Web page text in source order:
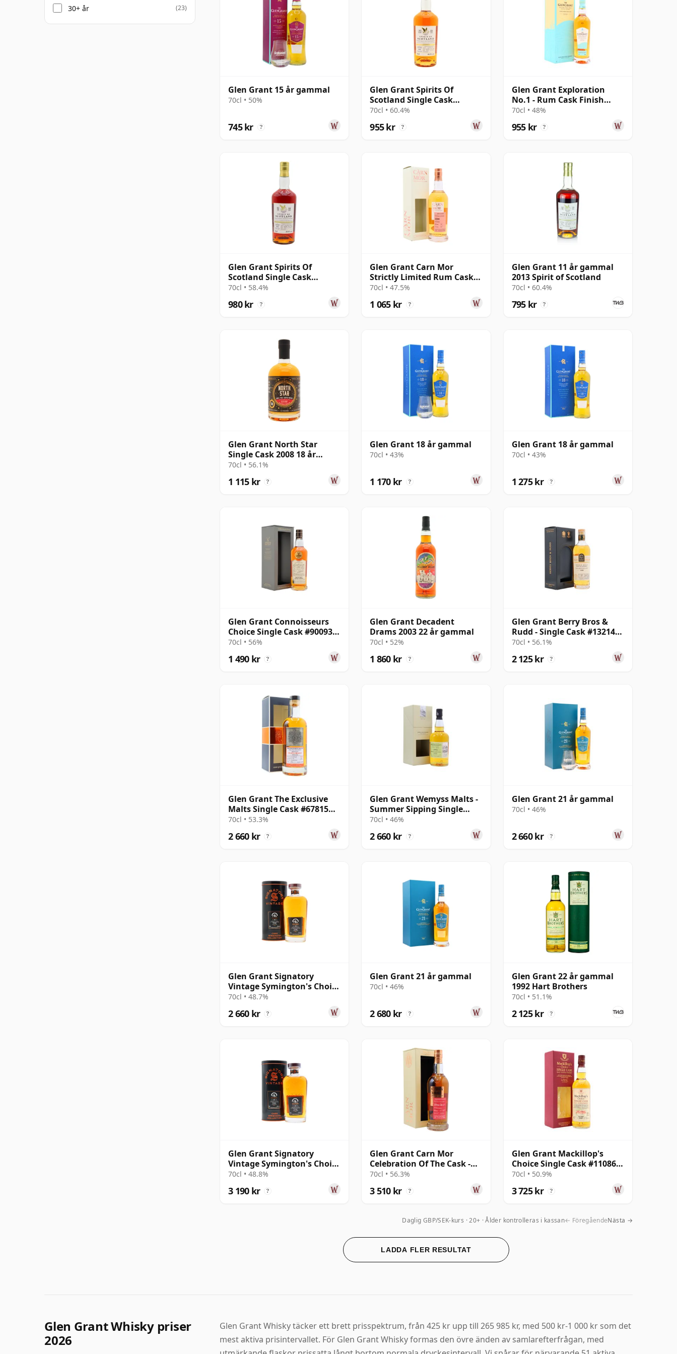
Glen Grant 15 år gammal
70cl • 50%
745 kr ?
Glen Grant Spirits Of
Scotland Single Cask
#903212 2010 15 år gammal
70cl • 60.4%
955 kr ?
Glen Grant Exploration
No.1 - Rum Cask Finish
Speyside
70cl • 48%
955 kr ?
Glen Grant Spirits Of
Scotland Single Cask
#903223 2010 14 år gammal
70cl • 58.4%
980 kr ?
Glen Grant Carn Mor
Strictly Limited Rum Cask
Finish Single M 2008 13 år
70cl • 47.5%
1 065 kr ?
Glen Grant 11 år gammal
2013 Spirit of Scotland
70cl • 60.4%
795 kr ?
Glen Grant North Star
Single Cask 2008 18 år
gammal
70cl • 56.1%
1 115 kr ?
Glen Grant 18 år gammal
70cl • 43%
1 170 kr ?
Glen Grant 18 år gammal
70cl • 43%
1 275 kr ?
Glen Grant Connoisseurs
Choice Single Cask #900933
2009 16 år gammal
70cl • 56%
1 490 kr ?
Glen Grant Decadent
Drams 2003 22 år gammal
70cl • 52%
1 860 kr ?
Glen Grant Berry Bros &
Rudd - Single Cask #13214
1998 24 år gammal
70cl • 56.1%
2 125 kr ?
Glen Grant The Exclusive
Malts Single Cask #67815
1996 21 år gammal
70cl • 53.3%
2 660 kr ?
Glen Grant Wemyss Malts -
Summer Sipping Single
Cask 1995 23 år gammal
70cl • 46%
2 660 kr ?
Glen Grant 21 år gammal
70cl • 46%
2 660 kr ?
Glen Grant Signatory
Vintage Symington's Choice
Single Bourbo 1995 30 år
70cl • 48.7%
2 660 kr ?
Glen Grant 21 år gammal
70cl • 46%
2 680 kr ?
Glen Grant 22 år gammal
1992 Hart Brothers
70cl • 51.1%
2 125 kr ?
Glen Grant Signatory
Vintage Symington's Choice
Single Cask # 1995 30 år
70cl • 48.8%
3 190 kr ?
Glen Grant Carn Mor
Celebration Of The Cask -
Single Cask #23 1994 28 år
70cl • 56.3%
3 510 kr ?
Glen Grant Mackillop's
Choice Single Cask #11086
1989 26 år gammal
70cl • 50.9%
3 725 kr ?
LADDA FLER RESULTAT
Daglig GBP/SEK-kurs 20+ · Ålder kontrolleras i kassan← FöregåendeNästa →
30+ år (23)
Glen Grant Whisky priser
2026
Glen Grant Whisky täcker ett brett prisspektrum, från 425 kr upp till 265 985 kr, med 500 kr-1 000 kr som det
mest aktiva prisintervallet. För Glen Grant Whisky formas den övre änden av samlarefterfrågan, med